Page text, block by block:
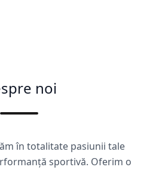
noi
în totalitate pasiunii tale
sportivă. Oferim o